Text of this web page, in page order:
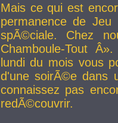
Mais ce qui est
permanence de
spÃ©ciale. Chez
Chamboule-Tout
lundi du mois vous
d'une soirÃ©e dans
connaissez pas
redÃ©couvrir.